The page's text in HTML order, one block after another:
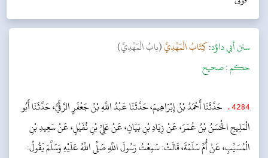
سنن أبي داؤد:كِتَابُ الْمَهْدِيِّ(بابُ الْمَهْدِيِّ)
حکم :صحیح
4284
. حَدَّثَنَا أَحْمَدُ بْنُ إِبْرَاهِيمَ، حَدَّثَنَا عَبْدُ اللَّهِ بْنُ جَعْفَرٍ الرَّقِّيُّ، حَدَّثَنَا أَبُو
الْمَلِيحِ الْحَسَنُ بْنُ عُمَرَ، عَنْ زِيَادِ بْنِ بَيَانٍ، عَنْ عَلِيِّ بْنِ نُفَيْلٍ، عَنْ سَعِيدِ بْنِ
الْمُسَيِّبِ، عَنْ أُمِّ سَلَمَةَ، قَالَتْ: سَمِعْتُ رَسُولَ اللَّهِ صَلَّى اللَّهُ عَلَيْهِ وَسَلَّمَ يَقُولُ: